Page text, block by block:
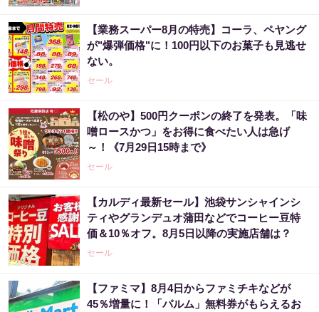
【業務スーパー8月の特売】コーラ、ペヤング
が"爆弾価格"に！100円以下のお菓子も見逃せ
ない。
セール
【松のや】500円クーポンの終了を発表。「味
噌ロースかつ」をお得に食べたい人は急げ
～！《7月29日15時まで》
セール
【カルディ最新セール】池袋サンシャインシ
ティやグランデュオ蒲田などでコーヒー豆特
価＆10％オフ。8月5日以降の実施店舗は？
セール
【ファミマ】8月4日からファミチキなどが
45％増量に！「パルム」無料券がもらえるお